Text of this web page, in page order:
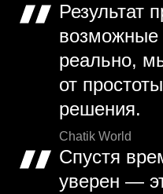
Результат
возможные
реально,
от
решения.
Chatik World
Спустя
уверен —